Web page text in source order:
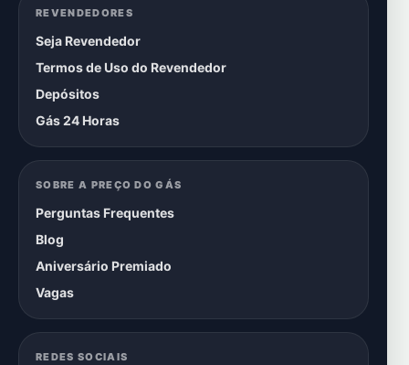
REVENDEDORES
Seja Revendedor
Termos de Uso do Revendedor
Depósitos
Gás 24 Horas
SOBRE A PREÇO DO GÁS
Perguntas Frequentes
Blog
Aniversário Premiado
Vagas
REDES SOCIAIS